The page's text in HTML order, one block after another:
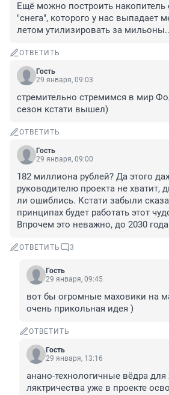
Ещё можно построить накопитель
"снега", которого у нас выпадает
летом утилизировать за
ОТВЕТИТЬ
Гость
29 января, 09:03
стремительно стремимся в мир
сезон кстати вышел)
ОТВЕТИТЬ
Гость
29 января, 09:00
182 миллиона рублей? Да этого
руководителю проекта не хватит,
ли ошиблись. Кстати забыли
принципах будет работать этот
Впрочем это неважно, до 2030
ОТВЕТИТЬ 3
Гость
29 января, 09:45
вот бы огромные маховики на
очень прикольная идея )
ОТВЕТИТЬ
Гость
29 января, 13:16
анано-технологичные вёдра для
ляктричества уже в проекте